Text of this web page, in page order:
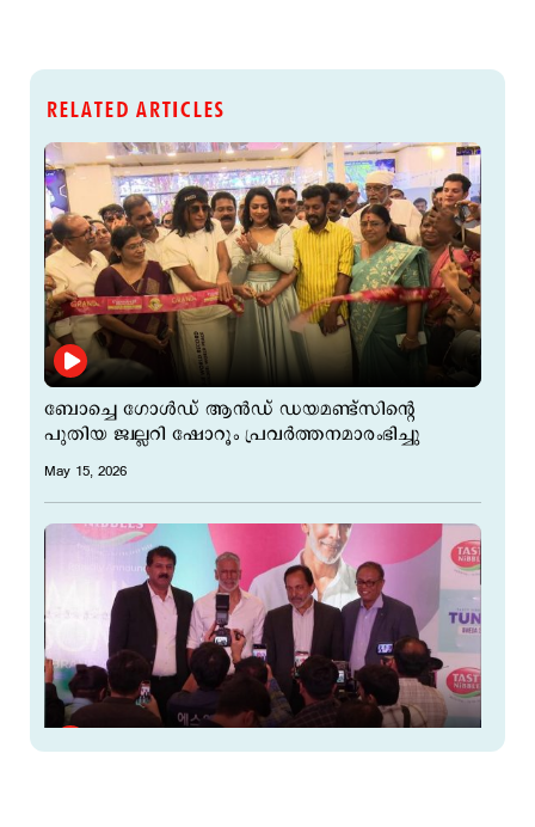
RELATED ARTICLES
ബോച്ചെ ഗോള്‍ഡ് ആന്‍ഡ് ഡയമണ്ട്സിന്റെ
പുതിയ ജ്വല്ലറി ഷോറൂം പ്രവർത്തനമാരംഭിച്ചു
May 15, 2026